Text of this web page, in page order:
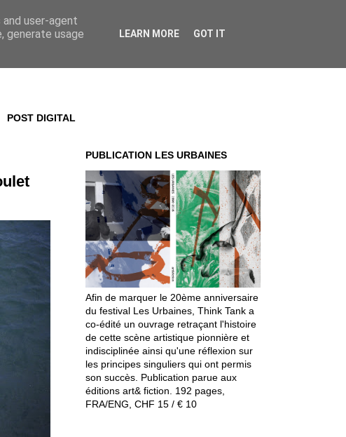
POST DIGITAL
PUBLICATION LES URBAINES
Afin de marquer le 20ème anniversaire
du festival Les Urbaines, Think Tank a
co-édité un ouvrage retraçant l'histoire
de cette scène artistique pionnière et
indisciplinée ainsi qu'une réflexion sur
les principes singuliers qui ont permis
son succès. Publication parue aux
éditions art& fiction. 192 pages,
FRA/ENG, CHF 15 / € 10
user-agent
generate usage
LEARN MORE GOT IT